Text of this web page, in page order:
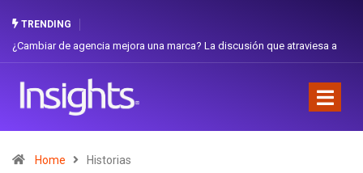
TRENDING
¿Cambiar de agencia mejora una marca? La discusión que atraviesa a
Home Historias